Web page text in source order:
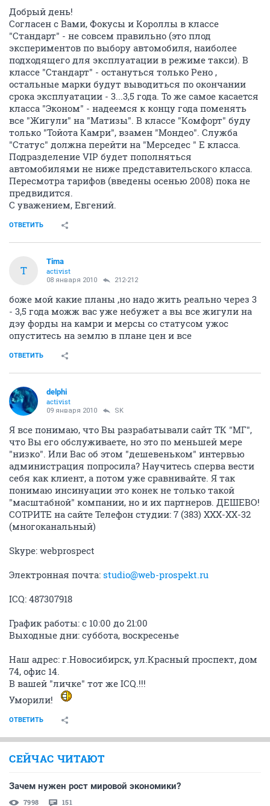
Добрый день!
Согласен с Вами, Фокусы и Короллы в классе
"Стандарт" - не совсем правильно (это плод
экспериментов по выбору автомобиля, наиболее
подходящего для эксплуатации в режиме такси). В
классе "Стандарт" - остануться только Рено ,
остальные марки будут выводиться по окончании
срока эксплуатации - 3...3,5 года. То же самое касается
класса "Эконом" - надеемся к концу года поменять
все "Жигули" на "Матизы". В классе "Комфорт" буду
только "Тойота Камри", взамен "Мондео". Служба
"Статус" должна перейти на "Мерседес " Е класса.
Подразделение VIP будет пополняться
автомобилями не ниже представительского класса.
Пересмотра тарифов (введены осенью 2008) пока не
предвидится.
С уважением, Евгений.
ОТВЕТИТЬ
T
Tima
activist
08 января 2010 212-212
боже мой какие планы ,но надо жить реально через 3
- 3,5 года можж вас уже небужет а вы все жигули на
дэу форды на камри и мерсы со статусом ужос
опуститесь на землю в плане цен и все
ОТВЕТИТЬ
delphi
activist
09 января 2010 SK
Я все понимаю, что Вы разрабатывали сайт ТК "МГ",
что Вы его обслуживаете, но это по меньшей мере
"низко". Или Вас об этом "дешевеньком" интервью
администрация попросила? Научитесь сперва вести
себя как клиент, а потом уже сравнивайте. Я так
понимаю инсинуации это конек не только такой
"масштабной" компании, но и их партнеров. ДЕШЕВО!
СОТРИТЕ на сайте Телефон студии: 7 (383) ХХХ-ХХ-32
(многоканальный)
Skype: webprospect
Электронная почта: studio@web-prospekt.ru
ICQ: 487307918
График работы: с 10:00 до 21:00
Выходные дни: суббота, воскресенье
Наш адрес: г.Новосибирск, ул.Красный проспект, дом
74, офис 14.
В вашей "личке" тот же ICQ.!!!
Уморили!
ОТВЕТИТЬ
СЕЙЧАС ЧИТАЮТ
Зачем нужен рост мировой экономики?
7998 151